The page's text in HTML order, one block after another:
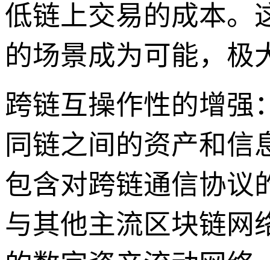
低链上交易的成本。
的场景成为可能，极
跨链互操作性的增强
同链之间的资产和
包含对跨链通信协议
与其他主流区块链网